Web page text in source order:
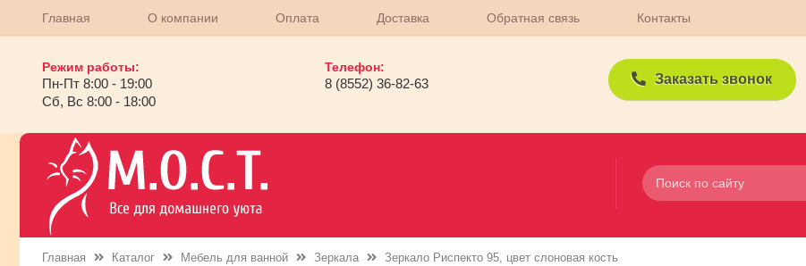
Главная О компании Оплата Доставка Обратная связь Контакты
Режим работы:
Пн-Пт 8:00 - 19:00
Сб, Вс 8:00 - 18:00
Телефон:
8 (8552) 36-82-63 Заказать звонок
Главная Каталог Мебель для ванной Зеркала Зеркало Риспекто 95, цвет слоновая кость